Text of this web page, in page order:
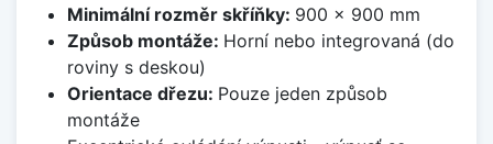
Minimální rozměr skříňky: 900 x 900 mm
Způsob montáže: Horní nebo integrovaná (do
roviny s deskou)
Orientace dřezu: Pouze jeden způsob
montáže